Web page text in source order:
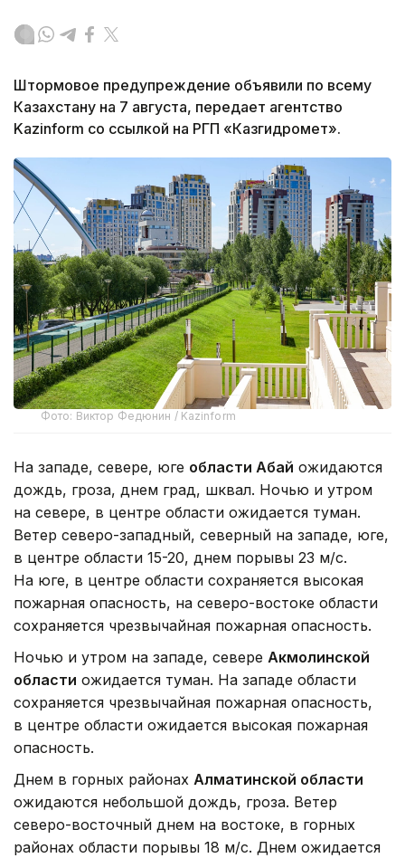
Штормовое предупреждение объявили по всему
Казахстану на 7 августа, передает агентство
Kazinform со ссылкой на РГП «Казгидромет».
Фото: Виктор Федюнин / Kazinform
На западе, севере, юге области Абай ожидаются
дождь, гроза, днем град, шквал. Ночью и утром
на севере, в центре области ожидается туман.
Ветер северо-западный, северный на западе, юге,
в центре области 15-20, днем порывы 23 м/с.
На юге, в центре области сохраняется высокая
пожарная опасность, на северо-востоке области
сохраняется чрезвычайная пожарная опасность.
Ночью и утром на западе, севере Акмолинской
области ожидается туман. На западе области
сохраняется чрезвычайная пожарная опасность,
в центре области ожидается высокая пожарная
опасность.
Днем в горных районах Алматинской области
ожидаются небольшой дождь, гроза. Ветер
северо-восточный днем на востоке, в горных
районах области порывы 18 м/с. Днем ожидается